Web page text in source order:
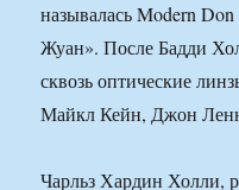
называлась Modern
Жуан». После Бадди
сквозь оптические
Майкл Кейн, Джон
Чарльз Хардин Холли,